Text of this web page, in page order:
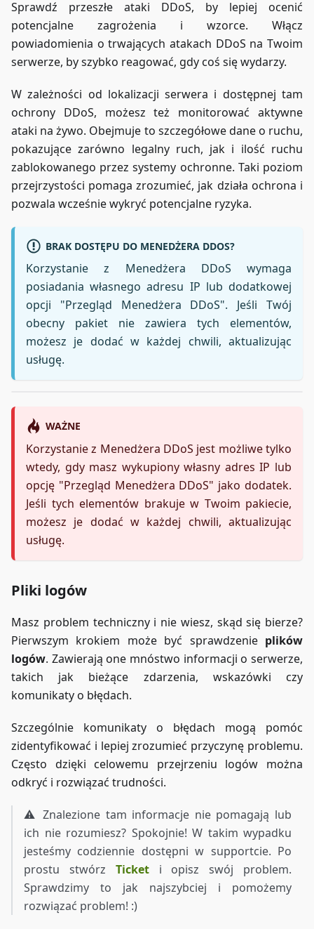
Sprawdź przeszłe ataki DDoS, by lepiej ocenić
potencjalne zagrożenia i wzorce. Włącz
powiadomienia o trwających atakach DDoS na Twoim
serwerze, by szybko reagować, gdy coś się wydarzy.
W zależności od lokalizacji serwera i dostępnej tam
ochrony DDoS, możesz też monitorować aktywne
ataki na żywo. Obejmuje to szczegółowe dane o ruchu,
pokazujące zarówno legalny ruch, jak i ilość ruchu
zablokowanego przez systemy ochronne. Taki poziom
przejrzystości pomaga zrozumieć, jak działa ochrona i
pozwala wcześnie wykryć potencjalne ryzyka.
BRAK DOSTĘPU DO MENEDŻERA DDOS?
Korzystanie z Menedżera DDoS wymaga
posiadania własnego adresu IP lub dodatkowej
opcji "Przegląd Menedżera DDoS". Jeśli Twój
obecny pakiet nie zawiera tych elementów,
możesz je dodać w każdej chwili, aktualizując
usługę.
WAŻNE
Korzystanie z Menedżera DDoS jest możliwe tylko
wtedy, gdy masz wykupiony własny adres IP lub
opcję "Przegląd Menedżera DDoS" jako dodatek.
Jeśli tych elementów brakuje w Twoim pakiecie,
możesz je dodać w każdej chwili, aktualizując
usługę.
Pliki logów
Masz problem techniczny i nie wiesz, skąd się bierze?
Pierwszym krokiem może być sprawdzenie plików
logów. Zawierają one mnóstwo informacji o serwerze,
takich jak bieżące zdarzenia, wskazówki czy
komunikaty o błędach.
Szczególnie komunikaty o błędach mogą pomóc
zidentyfikować i lepiej zrozumieć przyczynę problemu.
Często dzięki celowemu przejrzeniu logów można
odkryć i rozwiązać trudności.
⚠️ Znalezione tam informacje nie pomagają lub
ich nie rozumiesz? Spokojnie! W takim wypadku
jesteśmy codziennie dostępni w supportcie. Po
prostu stwórz Ticketi opisz swój problem.
Sprawdzimy to jak najszybciej i pomożemy
rozwiązać problem! :)